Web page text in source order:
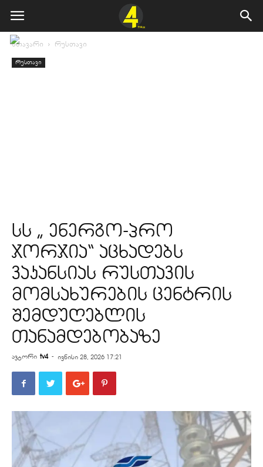
მთავარი რუსთავი
რუსთავი
სს „ ენერგო-პრო
ჯორჯია“ აცხადებს
ვაკანსიას რუსთავის
მომსახურების ცენტრის
შემდუღებლის
თანამდებობაზე
ავტორი tv4 - ივნისი 28, 2026 17:21